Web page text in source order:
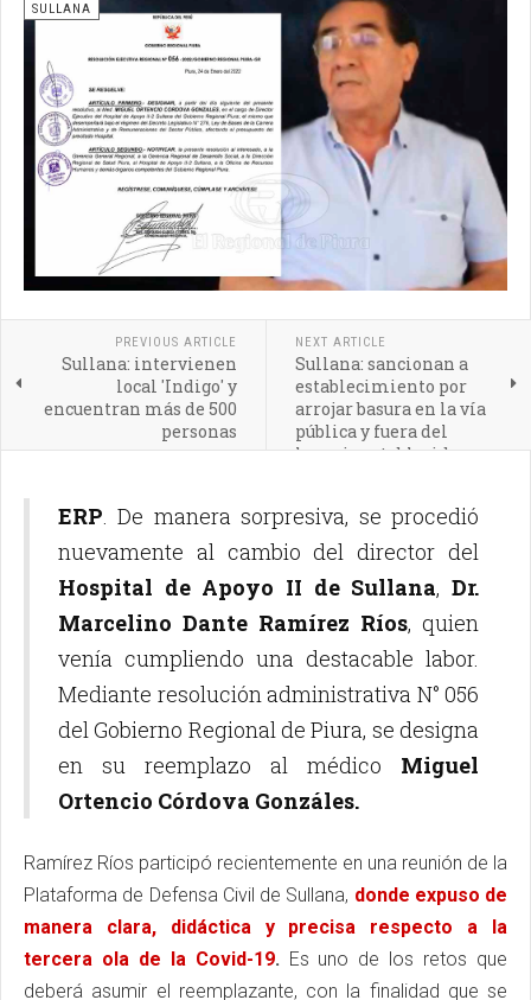
SULLANA
PREVIOUS ARTICLE
Sullana: intervienen
local 'Indigo' y
encuentran más de 500
personas
NEXT ARTICLE
Sullana: sancionan a
establecimiento por
arrojar basura en la vía
pública y fuera del
horario establecido
ERP. De manera sorpresiva, se procedió
nuevamente al cambio del director del
Hospital de Apoyo II de Sullana,Dr.
Marcelino Dante Ramírez Ríos, quien
venía cumpliendo una destacable labor.
Mediante resolución administrativa N° 056
del Gobierno Regional de Piura, se designa
en su reemplazo al médico Miguel
Ortencio Córdova Gonzáles.
Ramírez Ríos participó recientemente en una reunión de la
Plataforma de Defensa Civil de Sullana, donde expuso de
manera clara, didáctica y precisa respecto a la
tercera ola de la Covid-19.Es uno de los retos que
deberá asumir el reemplazante, con la finalidad que se